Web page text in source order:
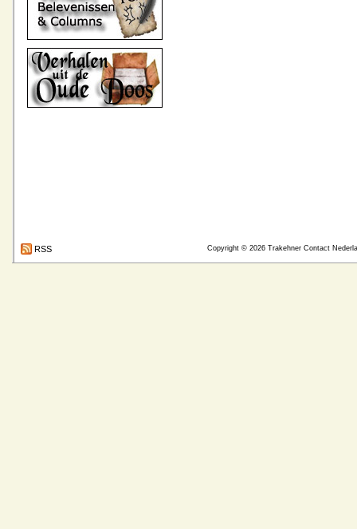
Copyright © 2026 Trakehner Contact
RSS